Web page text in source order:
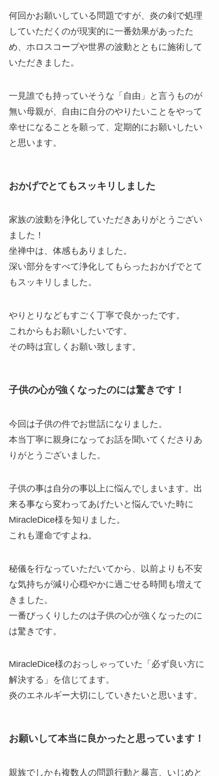
何回かお願いしている問題ですが、炎の剣で処理
していただくのが現実的に一番効果があったた
め、ホロスコープや世界の波動とともに施術して
いただきました。
一見誰でも持っていそうな「自由」と言うものが
無い母親が、自由に自分のやりたいことをやって
幸せになることを願って、定期的にお願いしたい
と思います。
おかげでとてもスッキリしました
家族の波動を浄化していただきありがとうござい
ました！
坐禅中は、体感もありました。
深い部分をすべて浄化してもらったおかげでとて
もスッキリしました。
やりとりなどもすごく丁寧で良かったです。
これからもお願いしたいです。
その時は宜しくお願い致します。
子供の心が強くなったのには驚きです！
今回は子供の件でお世話になりました。
本当丁寧に親身になってお話を聞いてくださりあ
りがとうございました。
子供の事は自分の事以上に悩んでしまいます。出
来る事なら変わってあげたいと悩んでいた時に
MiracleDice様を知りました。
これも運命ですよね。
秘儀を行なっていただいてから、以前よりも不安
な気持ちが減り心穏やかに過ごせる時間も増えて
きました。
一番びっくりしたのは子供の心が強くなったのに
は驚きです。
MiracleDice様のおっしゃっていた「必ず良い方に
解決する」を信じてます。
炎のエネルギー大切にしていきたいと思います。
お願いして本当に良かったと思っています！
親族でしかも複数人の問題行動と暴言、いじめと